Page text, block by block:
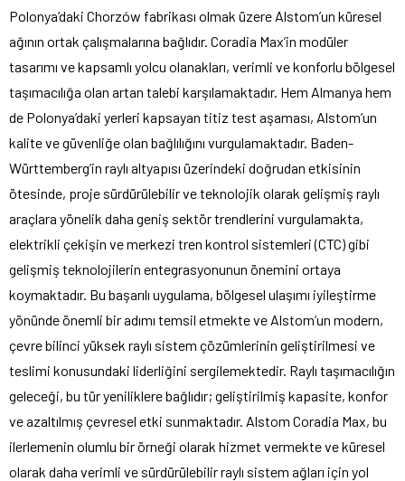
Polonya’daki Chorzów fabrikası olmak üzere Alstom’un küresel
ağının ortak çalışmalarına bağlıdır. Coradia Max’in modüler
tasarımı ve kapsamlı yolcu olanakları, verimli ve konforlu bölgesel
taşımacılığa olan artan talebi karşılamaktadır. Hem Almanya hem
de Polonya’daki yerleri kapsayan titiz test aşaması, Alstom’un
kalite ve güvenliğe olan bağlılığını vurgulamaktadır. Baden-
Württemberg’in raylı altyapısı üzerindeki doğrudan etkisinin
ötesinde, proje sürdürülebilir ve teknolojik olarak gelişmiş raylı
araçlara yönelik daha geniş sektör trendlerini vurgulamakta,
elektrikli çekişin ve merkezi tren kontrol sistemleri (CTC) gibi
gelişmiş teknolojilerin entegrasyonunun önemini ortaya
koymaktadır. Bu başarılı uygulama, bölgesel ulaşımı iyileştirme
yönünde önemli bir adımı temsil etmekte ve Alstom’un modern,
çevre bilinci yüksek raylı sistem çözümlerinin geliştirilmesi ve
teslimi konusundaki liderliğini sergilemektedir. Raylı taşımacılığın
geleceği, bu tür yeniliklere bağlıdır; geliştirilmiş kapasite, konfor
ve azaltılmış çevresel etki sunmaktadır. Alstom Coradia Max, bu
ilerlemenin olumlu bir örneği olarak hizmet vermekte ve küresel
olarak daha verimli ve sürdürülebilir raylı sistem ağları için yol